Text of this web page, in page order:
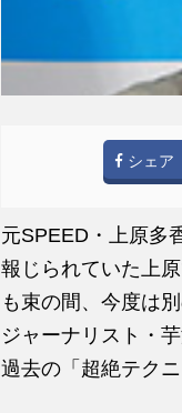
シェア
元SPEED・上原多
報じられていた上
も束の間、今度は
ジャーナリスト・
過去の「超絶テク